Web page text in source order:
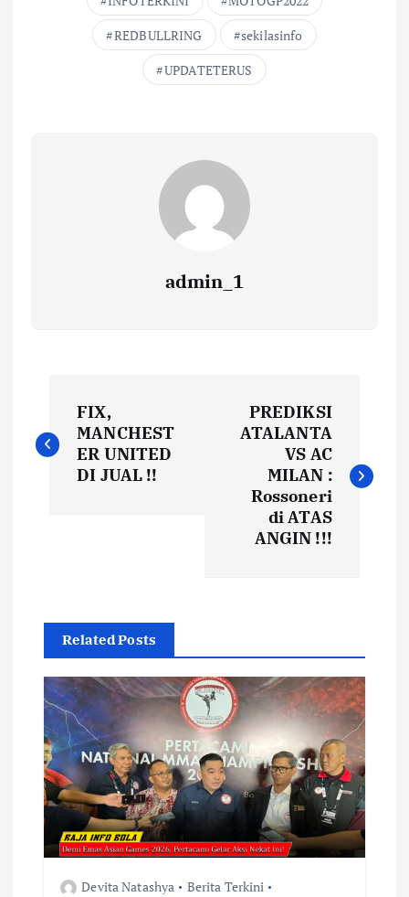
REDBULLRING
sekilasinfo
UPDATETERUS
admin_1
a
a
s
p
o
s
FIX,
MANCHEST
ER UNITED
DI JUAL !!
PREDIKSI
ATALANTA
VS AC
MILAN :
Rossoneri
di ATAS
ANGIN !!!
Related Posts
Devita Natashya
Berita Terkini